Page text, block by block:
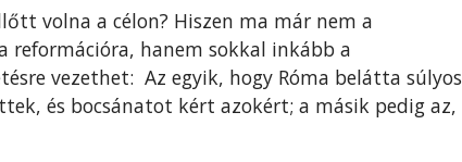
volna a célon? Hiszen ma már nem a
reformációra, hanem sokkal inkább a
vezethet: Az egyik, hogy Róma belátta súlyos
és bocsánatot kért azokért; a másik pedig az,